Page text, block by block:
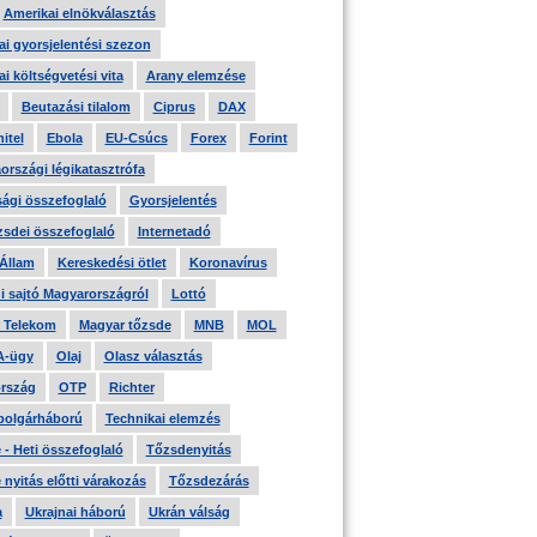
Amerikai elnökválasztás
gyorsjelentési szezon
költségvetési vita Arany elemzése
Beutazási tilalom Ciprus DAX
Ebola EU-Csúcs Forex Forint
légikatasztrófa
összefoglaló Gyorsjelentés
összefoglaló Internetadó
Kereskedési ötlet Koronavírus
sajtó Magyarországról Lottó
Telekom Magyar tőzsde MNB MOL
ügy Olaj Olasz választás
OTP Richter
Technikai elemzés
- Heti összefoglaló Tőzsdenyitás
nyitás előtti várakozás Tőzsdezárás
Ukrajnai háború Ukrán válság